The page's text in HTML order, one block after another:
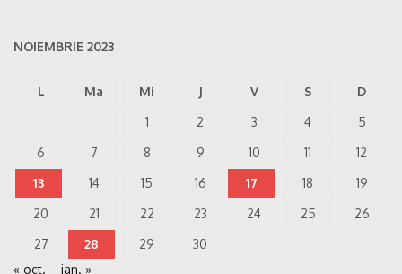
NOIEMBRIE 2023
L Ma Mi J V S
D
1
2 3 4
5
6
7 8 9 10 11
12
13
14 15 16 17 18
19
20
21 22 23 24 25
26
27
28 29
30
« oct.
ian. »